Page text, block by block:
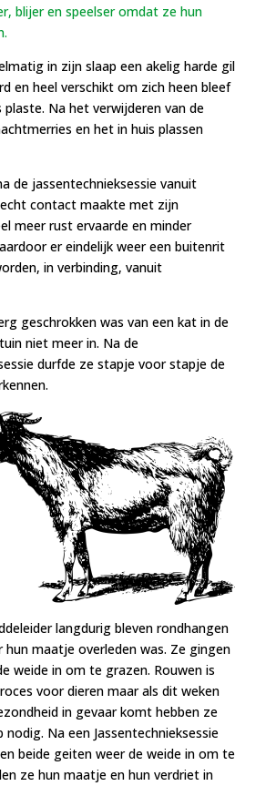
blijer en speelser omdat ze hun
in zijn slaap een akelig harde gil
en heel verschikt om zich heen bleef
plaste. Na het verwijderen van de
en het in huis plassen
de jassentechnieksessie vanuit
contact maakte met zijn
meer rust ervaarde en minder
er eindelijk weer een buitenrit
in verbinding, vanuit
geschrokken was van een kat in de
niet meer in. Na de
durfde ze stapje voor stapje de
langdurig bleven rondhangen
hun maatje overleden was. Ze gingen
weide in om te grazen. Rouwen is
voor dieren maar als dit weken
in gevaar komt hebben ze
Na een Jassentechnieksessie
beide geiten weer de weide in om te
ze hun maatje en hun verdriet in